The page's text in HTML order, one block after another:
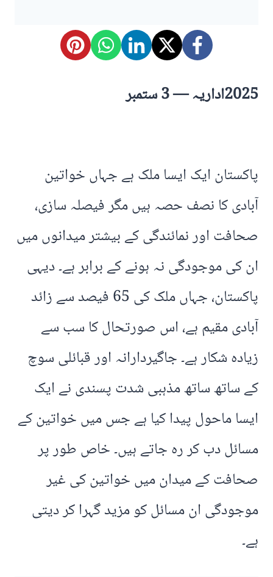
2025اداریہ — 3 ستمبر
پاکستان ایک ایسا ملک ہے جہاں خواتین
آبادی کا نصف حصہ ہیں مگر فیصلہ سازی،
صحافت اور نمائندگی کے بیشتر میدانوں میں
ان کی موجودگی نہ ہونے کے برابر ہے۔ دیہی
پاکستان، جہاں ملک کی 65 فیصد سے زائد
آبادی مقیم ہے، اس صورتحال کا سب سے
زیادہ شکار ہے۔ جاگیردارانہ اور قبائلی سوچ
کے ساتھ ساتھ مذہبی شدت پسندی نے ایک
ایسا ماحول پیدا کیا ہے جس میں خواتین کے
مسائل دب کر رہ جاتے ہیں۔ خاص طور پر
صحافت کے میدان میں خواتین کی غیر
موجودگی ان مسائل کو مزید گہرا کر دیتی
ہے۔